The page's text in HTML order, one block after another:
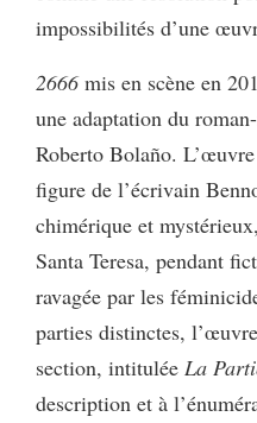
impossibilités d’une
2666 mis en scène en
une adaptation du
Roberto Bolaño.
figure de l’écrivain
chimérique et
Santa Teresa, pendant
ravagée par les
parties distinctes,
section, intitulée La
description et à